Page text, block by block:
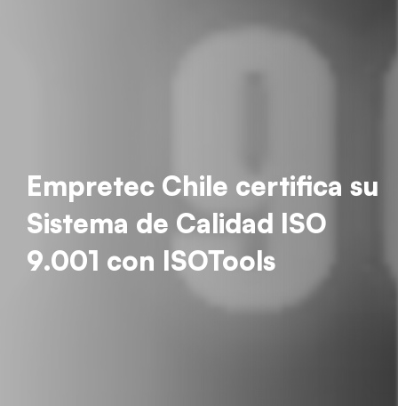
Empretec Chile certifica su
Sistema de Calidad ISO
9.001 con ISOTools